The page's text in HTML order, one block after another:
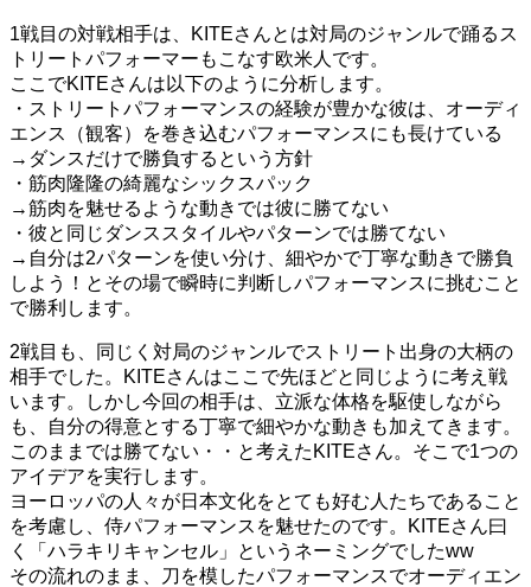
1戦目の対戦相手は、 KITEさんとは対局のジャンルで踊るス
トリートパフォーマーもこなす欧米人です。
ここでKITEさんは以下のように分析します。
・ストリートパフォーマンスの経験が豊かな彼は、オーディ
エンス（観客）を巻き込むパフォーマンスにも長けている
→ ダンスだけで勝負するという方針
・筋肉隆隆の綺麗なシックスパック
→筋肉を魅せるような動きでは彼に勝てない
・彼と同じダンススタイルやパターンでは勝てない
→ 自分は2パターンを使い分け、細やかで丁寧な動きで勝負
しよう！とその場で瞬時に判断しパフォーマンスに挑むこと
で勝利します。
2戦目も、同じく対局のジャンルでストリート出身の大柄の
相手でした。
KITEさんはここで先ほどと同じように考え戦
います。しかし今回の相手は、立派な体格を駆使しながら
も、自分の得意とする丁寧で細やかな動きも加えてきます。
このままでは勝てない・・と考えた KITEさん。そこで1つの
アイデアを実行します。
ヨーロッパの人々が日本文化をとても好む人たちであること
を考慮し、侍パフォーマンスを魅せたのです。
KITEさん曰
く「ハラキリキャンセル」というネーミングでしたww
その流れのまま、刀を模したパフォーマンスでオーディエン